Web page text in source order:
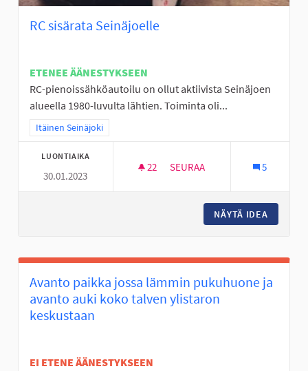
RC sisärata Seinäjoelle
ETENEE ÄÄNESTYKSEEN
RC-pienoissähköautoilu on ollut aktiivista Seinäjoen
alueella 1980-luvulta lähtien. Toiminta oli...
Rajaa tulokset teeman mukaan: Itäinen Seinäjoki
Itäinen Seinäjoki
LUONTIAIKA
30.01.2023
22 22 SEURAAJAA
SEURAA 5
NÄYTÄ IDEA
Avanto paikka jossa lämmin pukuhuone ja
avanto auki koko talven ylistaron
keskustaan
EI ETENE ÄÄNESTYKSEEN